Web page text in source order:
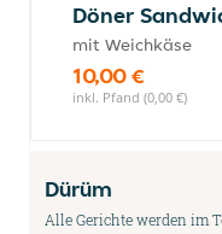
Döner
mit Weichkäse
10,00 €
inkl. Pfand (0,00 €)
Dürüm
Alle Gerichte werden im